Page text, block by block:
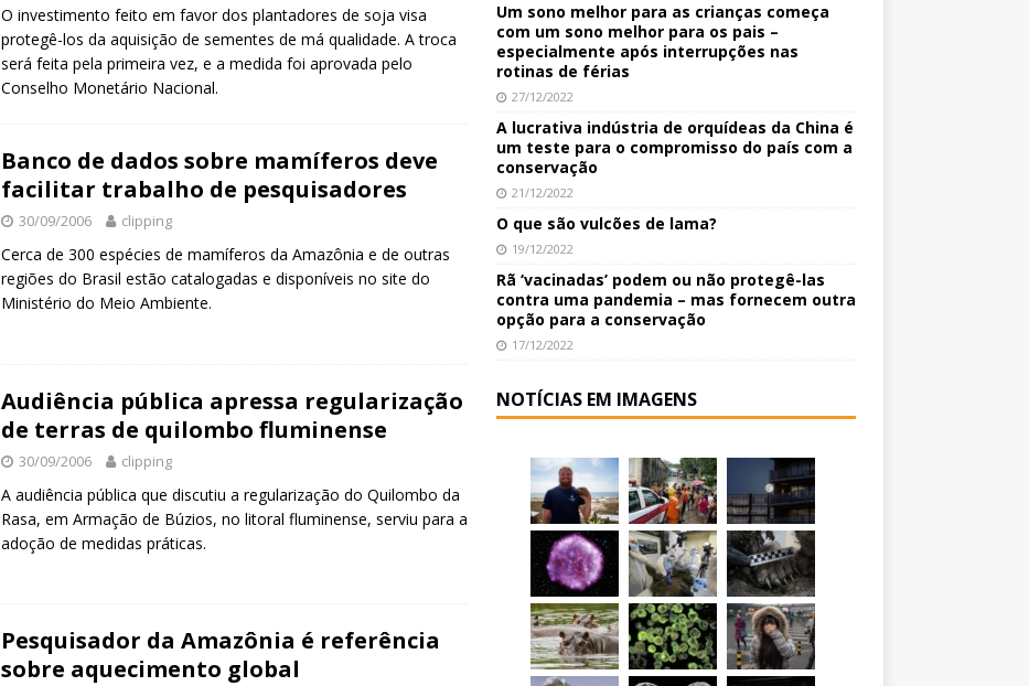
O investimento feito em favor dos plantadores de soja visa
protegê-los da aquisição de sementes de má qualidade. A troca
será feita pela primeira vez, e a medida foi aprovada pelo
Conselho Monetário Nacional.
Banco de dados sobre mamíferos deve
facilitar trabalho de pesquisadores
30/09/2006 clipping
Cerca de 300 espécies de mamíferos da Amazônia e de outras
regiões do Brasil estão catalogadas e disponíveis no site do
Ministério do Meio Ambiente.
Audiência pública apressa regularização
de terras de quilombo fluminense
30/09/2006 clipping
A audiência pública que discutiu a regularização do Quilombo da
Rasa, em Armação de Búzios, no litoral fluminense, serviu para a
adoção de medidas práticas.
Pesquisador da Amazônia é referência
sobre aquecimento global
Um sono melhor para as crianças começa
com um sono melhor para os pais –
especialmente após interrupções nas
rotinas de férias
27/12/2022
A lucrativa indústria de orquídeas da China é
um teste para o compromisso do país com a
conservação
21/12/2022
O que são vulcões de lama?
19/12/2022
Rã ‘vacinadas’ podem ou não protegê-las
contra uma pandemia – mas fornecem outra
opção para a conservação
17/12/2022
NOTÍCIAS EM IMAGENS